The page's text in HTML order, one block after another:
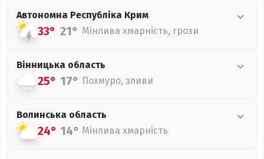
Автономна Республіка Крим
33° 21° Мінлива хмарність, грози
Вінницька область
25° 17° Похмуро, зливи
Волинська область
24° 14° Мінлива хмарність